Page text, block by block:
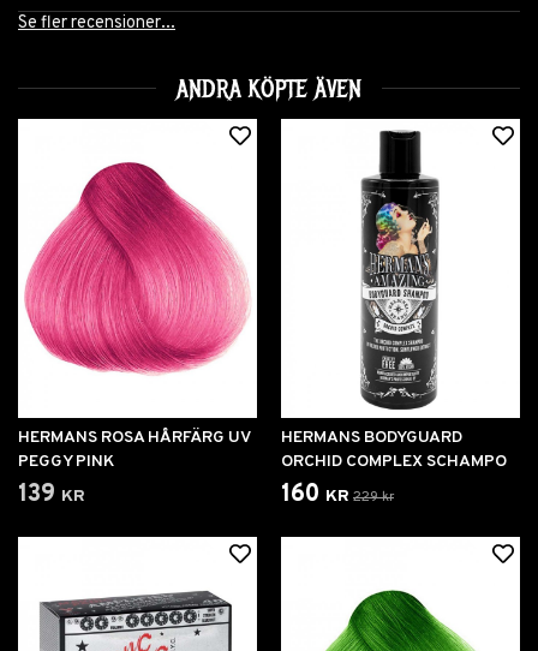
Se fler recensioner...
ANDRA KÖPTE ÄVEN
HERMANS ROSA HÅRFÄRG UV
PEGGY PINK
139 kr
HERMANS BODYGUARD
ORCHID COMPLEX SCHAMPO
160 kr 229 kr